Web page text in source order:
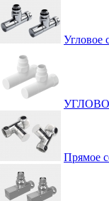
Угловое
Прямое